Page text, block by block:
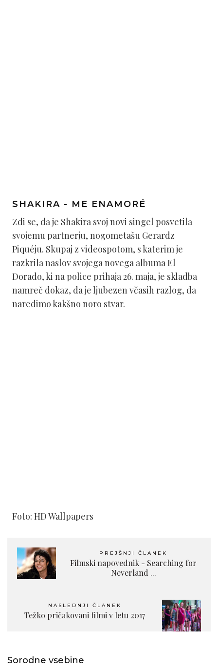
SHAKIRA - ME ENAMORÉ
Zdi se, da je Shakira svoj novi singel posvetila
svojemu partnerju, nogometašu Gerardz
Piquéju. Skupaj z videospotom, s katerim je
razkrila naslov svojega novega albuma El
Dorado, ki na police prihaja 26. maja, je skladba
namreč dokaz, da je ljubezen včasih razlog, da
naredimo kakšno noro stvar.
Foto: HD Wallpapers
PREJŠNJI ČLANEK
Filmski napovednik - Searching for
Neverland ...
NASLEDNJI ČLANEK
Težko pričakovani filmi v letu 2017
Sorodne vsebine